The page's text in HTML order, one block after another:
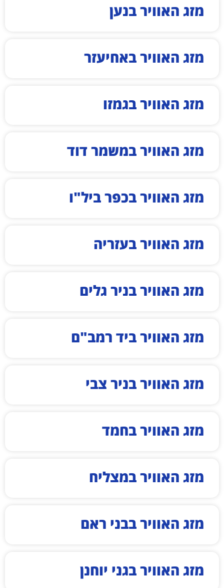
מזג האוויר בנען
מזג האוויר באחיעזר
מזג האוויר בגמזו
מזג האוויר במשמר דוד
מזג האוויר בכפר ביל"ו
מזג האוויר בעזריה
מזג האוויר בניר גלים
מזג האוויר ביד רמב"ם
מזג האוויר בניר צבי
מזג האוויר בחמד
מזג האוויר במצליח
מזג האוויר בבני ראם
מזג האוויר בגני יוחנן